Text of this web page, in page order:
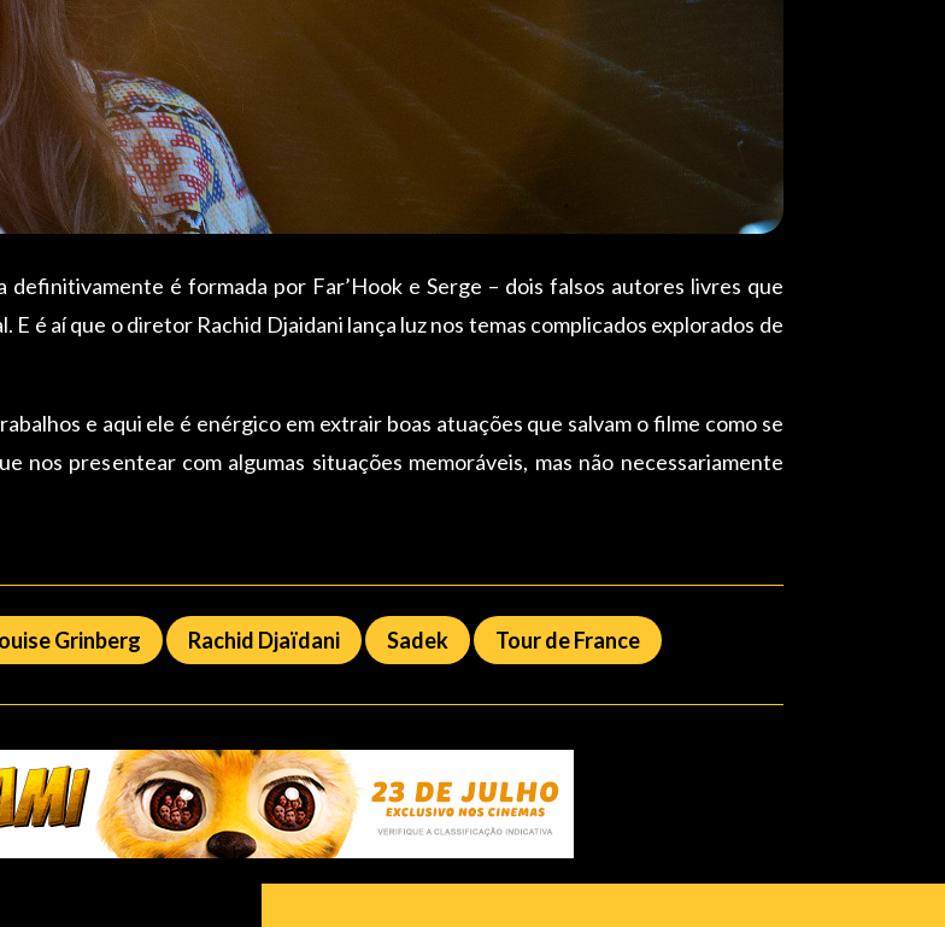
definitivamente é formada por Far’Hook e Serge – dois falsos autores livres que
é aí que o diretor Rachid Djaidani lança luz nos temas complicados explorados de
e aqui ele é enérgico em extrair boas atuações que salvam o filme como se
nos presentear com algumas situações memoráveis, mas não necessariamente
Grinberg Rachid Djaïdani Sadek Tour de France